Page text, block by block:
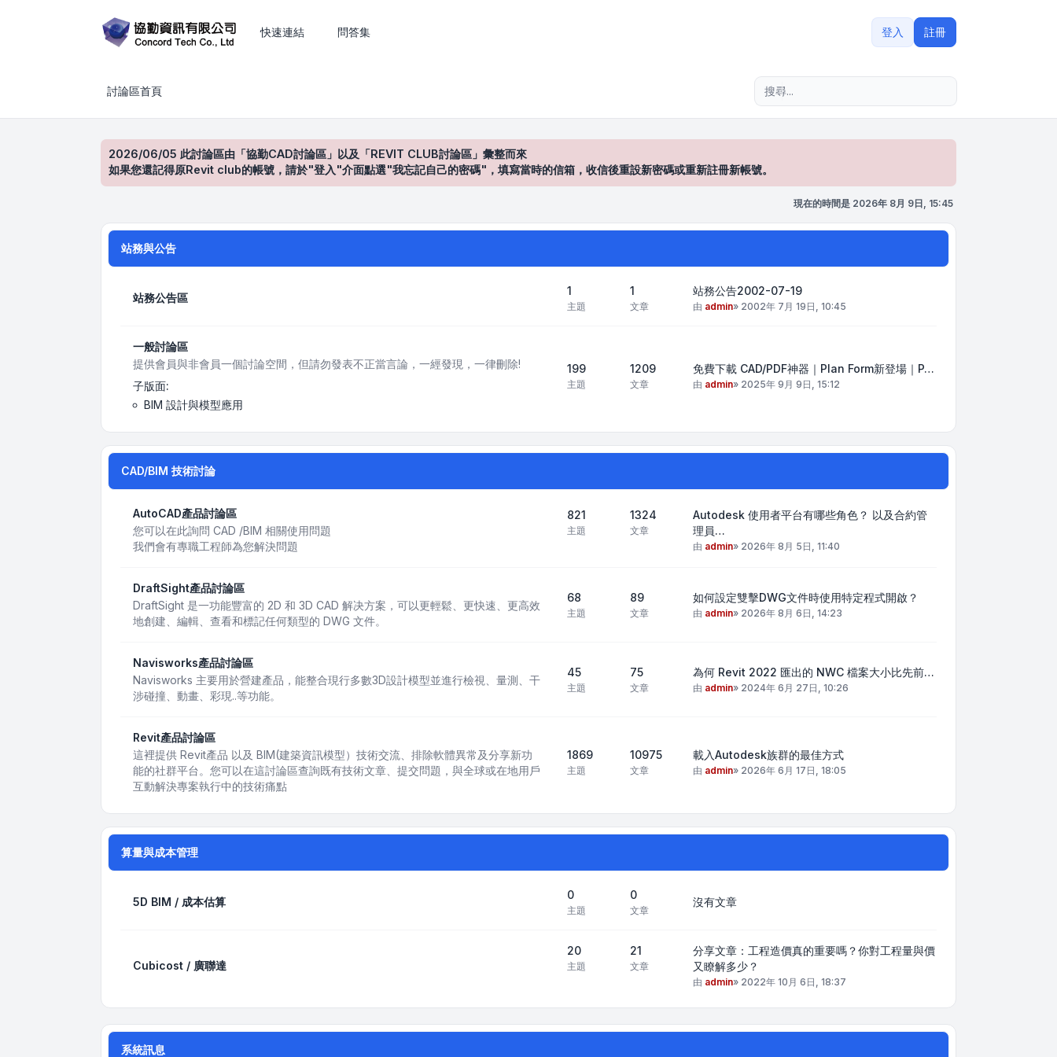
快速連結 問答集 登入 註冊
CAD、BIM、工程估算與建築設計技術討論區
討論區首頁
2026/06/05 此討論區由「協勤CAD討論區」以及「REVIT CLUB討論區」彙整而來
如果您還記得原Revit club的帳號，請於"登入"介面點選"我忘記自己的密碼"，填寫當時的信箱，收信後重設新密碼或重新註冊新帳號。
現在的時間是 2026年 8月 9日, 15:45
站務與公告
站務公告區
1
主題
1
文章
站務公告2002-07-19
由 admin» 2002年 7月 19日, 10:45
一般討論區
提供會員與非會員一個討論空間，但請勿發表不正當言論，一經發現，一律刪除!
子版面:
BIM 設計與模型應用
199
主題
1209
文章
免費下載 CAD/PDF神器｜Plan Form新登場｜P…
由 admin» 2025年 9月 9日, 15:12
CAD/BIM 技術討論
AutoCAD產品討論區
您可以在此詢問 CAD /BIM 相關使用問題
我們會有專職工程師為您解決問題
821
主題
1324
文章
Autodesk 使用者平台有哪些角色？ 以及合約管
理員…
由 admin» 2026年 8月 5日, 11:40
DraftSight產品討論區
DraftSight 是一功能豐富的 2D 和 3D CAD 解决方案，可以更輕鬆、更快速、更高效
地創建、編輯、查看和標記任何類型的 DWG 文件。
68
主題
89
文章
如何設定雙擊DWG文件時使用特定程式開啟？
由 admin» 2026年 8月 6日, 14:23
Navisworks產品討論區
Navisworks 主要用於營建產品，能整合現行多數3D設計模型並進行檢視、量測、干
涉碰撞、動畫、彩現..等功能。
45
主題
75
文章
為何 Revit 2022 匯出的 NWC 檔案大小比先前…
由 admin» 2024年 6月 27日, 10:26
Revit產品討論區
這裡提供 Revit產品 以及 BIM(建築資訊模型）技術交流、排除軟體異常及分享新功
能的社群平台。您可以在這討論區查詢既有技術文章、提交問題，與全球或在地用戶
互動解決專案執行中的技術痛點
1869
主題
10975
文章
載入Autodesk族群的最佳方式
由 admin» 2026年 6月 17日, 18:05
算量與成本管理
5D BIM / 成本估算
0
主題
0
文章
沒有文章
Cubicost / 廣聯達
20
主題
21
文章
分享文章：工程造價真的重要嗎？你對工程量與價
又瞭解多少？
由 admin» 2022年 10月 6日, 18:37
系統訊息